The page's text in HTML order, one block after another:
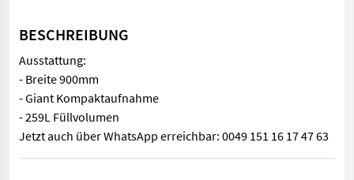
BESCHREIBUNG
Ausstattung:
- Breite 900mm
- Giant Kompaktaufnahme
- 259L Füllvolumen
Jetzt auch über WhatsApp erreichbar: 0049 151 16 17 47 63
Ausstattung: - Breite 900mm - Giant Kompaktaufnahme - 259L